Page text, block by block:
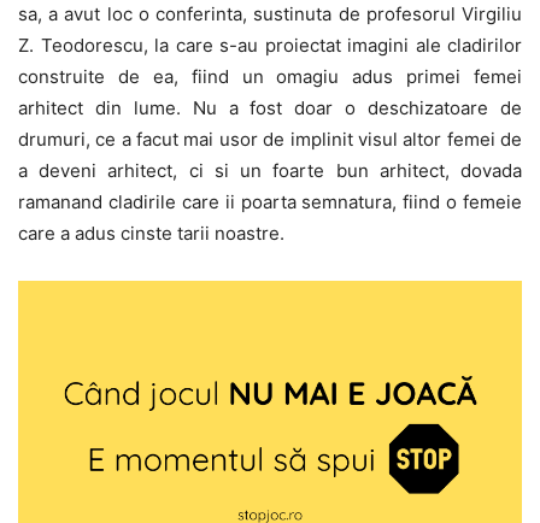
sa, a avut loc o conferinta, sustinuta de profesorul Virgiliu
Z. Teodorescu, la care s-au proiectat imagini ale cladirilor
construite de ea, fiind un omagiu adus primei femei
arhitect din lume. Nu a fost doar o deschizatoare de
drumuri, ce a facut mai usor de implinit visul altor femei de
a deveni arhitect, ci si un foarte bun arhitect, dovada
ramanand cladirile care ii poarta semnatura, fiind o femeie
care a adus cinste tarii noastre.